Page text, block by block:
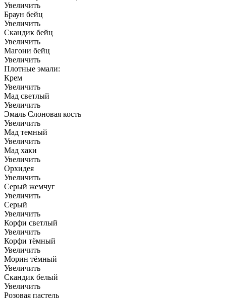
Увеличить
Браун бейц
Увеличить
Скандик бейц
Увеличить
Магони бейц
Увеличить
Плотные эмали:
Крем
Увеличить
Мад светлый
Увеличить
Эмаль Слоновая кость
Увеличить
Мад темный
Увеличить
Мад хаки
Увеличить
Орхидея
Увеличить
Серый жемчуг
Увеличить
Серый
Увеличить
Корфи светлый
Увеличить
Корфи тёмный
Увеличить
Морин тёмный
Увеличить
Скандик белый
Увеличить
Розовая пастель